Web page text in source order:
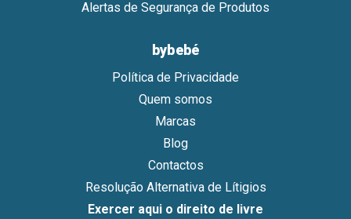
Alertas de Segurança de Produtos
bybebé
Política de Privacidade
Quem somos
Marcas
Blog
Contactos
Resolução Alternativa de Lítigios
Exercer aqui o direito de livre